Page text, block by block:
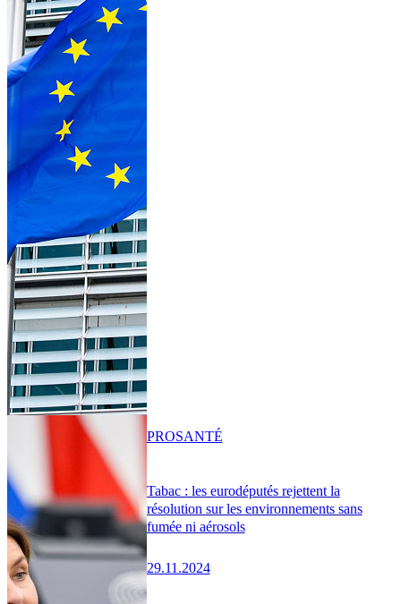
Tabac : les eurodéputés rejettent la
résolution sur les environnements sans
fumée ni aérosols
29.11.2024
PROSANTÉ